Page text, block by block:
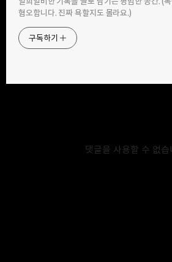
혐오합니다. 진짜 욕할지도 몰라요.)
구독하기
댓글을 사용할 수 없습
전에는 군산역에서 철길마을로 갔기에 아파트